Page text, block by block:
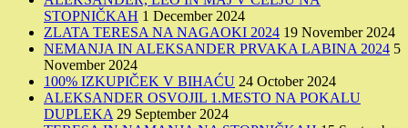
STOPNIČKAH 1 December 2024
ZLATA TERESA NA NAGAOKI 2024 19 November 2024
NEMANJA IN ALEKSANDER PRVAKA LABINA 2024 5
November 2024
100% IZKUPIČEK V BIHAĆU 24 October 2024
ALEKSANDER OSVOJIL 1.MESTO NA POKALU
DUPLEKA 29 September 2024